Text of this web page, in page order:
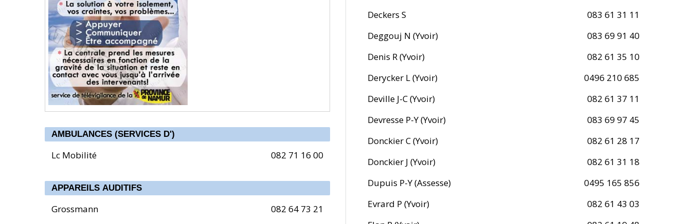
AMBULANCES (SERVICES D')
Lc Mobilité 082 71 16 00
APPAREILS AUDITIFS
Grossmann 082 64 73 21
Deckers S
083 61 31 11
Deggouj N (Yvoir)
083 69 91 40
Denis R (Yvoir)
082 61 35 10
Derycker L (Yvoir)
0496 210 685
Deville J-C (Yvoir)
082 61 37 11
Devresse P-Y (Yvoir)
083 69 97 45
Donckier C (Yvoir)
082 61 28 17
Donckier J (Yvoir)
082 61 31 18
Dupuis P-Y (Assesse)
0495 165 856
Evrard P (Yvoir)
082 61 43 03